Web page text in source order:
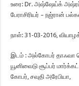
உரை: Dr. அஷ்ஷேய்க்
பேராசிரியர் – நஜ்ரான்
நாள்: 31-03-2016,
இடம் : அல்கோபர் தாஃவா
யூனிவைடு சூப்பர்
கோபர், சவுதி அரேபியா,